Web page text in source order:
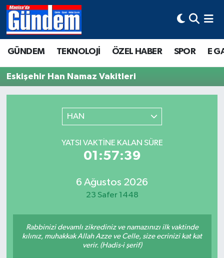
GÜNDEM TEKNOLOJİ ÖZEL HABER SPOR E
Eskişehir Han Namaz Vakitleri
HAN
YATSI VAKTINE KALAN SÜRE
01:57:39
6 Ağustos 2026
23 Safer 1448
Rabbinizi devamlı zikrediniz ve namazınızı ilk vaktinde
kılınız, muhakkak Allah Azze ve Celle, size ecrinizi kat kat
verir. (Hadis-i şerif)
Manisa Hava Durumu
Süper Lig Puan Durumu ve Fikstür
Tüm Manşetler
Son Dakika Haberleri